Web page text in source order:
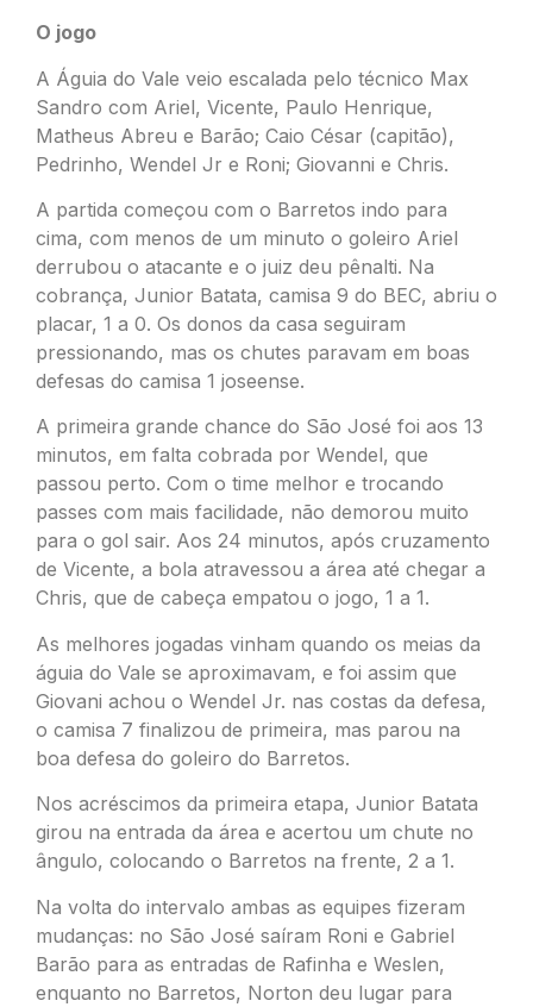
O jogo
A Águia do Vale veio escalada pelo técnico Max
Sandro com Ariel, Vicente, Paulo Henrique,
Matheus Abreu e Barão; Caio César (capitão),
Pedrinho, Wendel Jr e Roni; Giovanni e Chris.
A partida começou com o Barretos indo para
cima, com menos de um minuto o goleiro Ariel
derrubou o atacante e o juiz deu pênalti. Na
cobrança, Junior Batata, camisa 9 do BEC, abriu o
placar, 1 a 0. Os donos da casa seguiram
pressionando, mas os chutes paravam em boas
defesas do camisa 1 joseense.
A primeira grande chance do São José foi aos 13
minutos, em falta cobrada por Wendel, que
passou perto. Com o time melhor e trocando
passes com mais facilidade, não demorou muito
para o gol sair. Aos 24 minutos, após cruzamento
de Vicente, a bola atravessou a área até chegar a
Chris, que de cabeça empatou o jogo, 1 a 1.
As melhores jogadas vinham quando os meias da
águia do Vale se aproximavam, e foi assim que
Giovani achou o Wendel Jr. nas costas da defesa,
o camisa 7 finalizou de primeira, mas parou na
boa defesa do goleiro do Barretos.
Nos acréscimos da primeira etapa, Junior Batata
girou na entrada da área e acertou um chute no
ângulo, colocando o Barretos na frente, 2 a 1.
Na volta do intervalo ambas as equipes fizeram
mudanças: no São José saíram Roni e Gabriel
Barão para as entradas de Rafinha e Weslen,
enquanto no Barretos, Norton deu lugar para